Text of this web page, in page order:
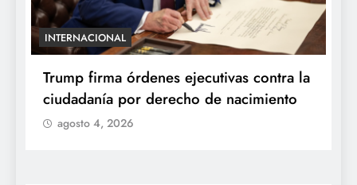
INTERNACIONAL
Trump firma órdenes ejecutivas contra la
ciudadanía por derecho de nacimiento
agosto 4, 2026